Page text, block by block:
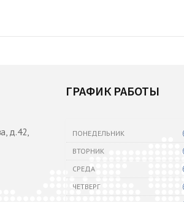
д.42,
ГРАФИК РАБОТЫ
ПОНЕДЕЛЬНИК
ВТОРНИК
СРЕДА
ЧЕТВЕРГ